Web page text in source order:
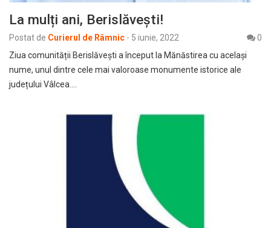
La mulți ani, Berislăvești!
Postat de Curierul de Râmnic - 5 iunie, 2022
0
Ziua comunității Berislăvești a început la Mănăstirea cu același
nume, unul dintre cele mai valoroase monumente istorice ale
județului Vâlcea.…